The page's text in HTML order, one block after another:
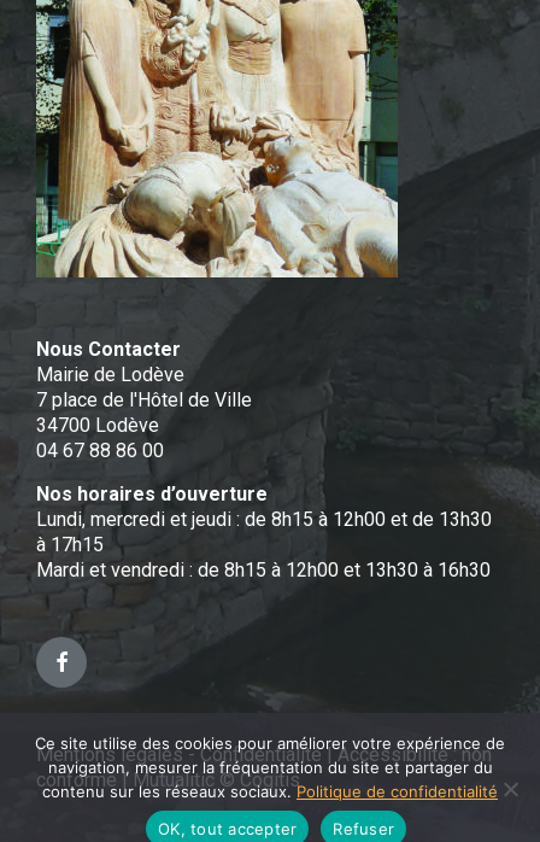
Nous Contacter
Mairie de Lodève
7 place de l'Hôtel de Ville
34700 Lodève
04 67 88 86 00
Nos horaires d’ouverture
Lundi, mercredi et jeudi : de 8h15 à 12h00 et de 13h30
à 17h15
Mardi et vendredi : de 8h15 à 12h00 et 13h30 à 16h30
Facebook
Mentions légales - Confidentialité|Accessibilité : non
conforme| Mutualitic © Cogitis
Ce site utilise des cookies pour améliorer votre expérience de
navigation, mesurer la fréquentation du site et partager du
contenu sur les réseaux sociaux.Politique de confidentialité
OK, tout accepter
Refuser